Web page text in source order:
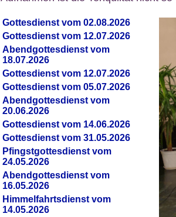
Gottesdienst vom 02.08.2026
Gottesdienst vom 12.07.2026
Abendgottesdienst vom
18.07.2026
Gottesdienst vom 12.07.2026
Gottesdienst vom 05.07.2026
Abendgottesdienst vom
20.06.2026
Gottesdienst vom 14.06.2026
Gottesdienst vom 31.05.2026
Pfingstgottesdienst vom
24.05.2026
Abendgottesdienst vom
16.05.2026
Himmelfahrtsdienst vom
14.05.2026